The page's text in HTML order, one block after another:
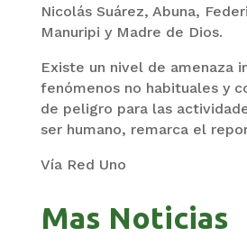
Nicolás Suárez, Abuna,
Manuripi y Madre de Dios.
Existe un nivel de amenaza
fenómenos no habituales y
de peligro para las
ser humano, remarca el
Vía Red Uno
Mas Noticias